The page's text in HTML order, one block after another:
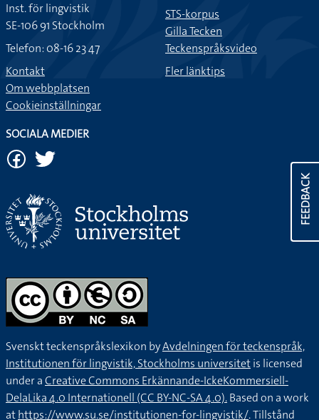
FEEDBACK
Inst. för lingvistik
SE-106 91 Stockholm
Telefon: 08-16 23 47
Kontakt
Om webbplatsen
Cookieinställningar
STS-korpus
Gilla Tecken
Teckenspråksvideo
Fler länktips
SOCIALA MEDIER
Svenskt teckenspråkslexikon byAvdelningen för teckenspråk,
Institutionen för lingvistik, Stockholms universitetis licensed
under aCreative Commons Erkännande-IckeKommersiell-
DelaLika 4.0 Internationell (CC BY-NC-SA 4.0).Based on a work
athttps://www.su.se/institutionen-for-lingvistik/. Tillstånd